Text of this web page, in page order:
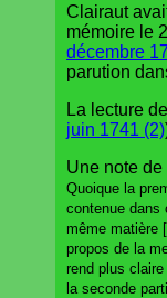
Clairaut
mémoire le
décembre
parution
La lecture de
juin 1741 (2)
Une note
Quoique la
contenue dans
même matière [
propos de la
rend plus
la seconde